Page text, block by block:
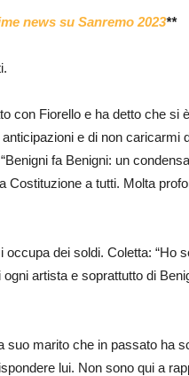
news su Sanremo 2023**
con Fiorello e ha detto che si
e di non caricarmi
fa Benigni: un
Costituzione a tutti. Molta
dei soldi. Coletta: “Ho
artista e soprattutto di
suo marito che in passato ha
lui. Non sono qui a